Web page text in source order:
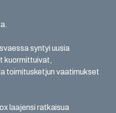
syntyi uusia
kuormittuivat,
toimitusketjun vaatimukset
laajensi ratkaisua